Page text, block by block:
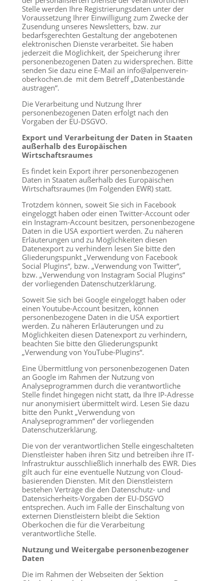
Stelle werden Ihre Registrierungsdaten unter der
Voraussetzung Ihrer Einwilligung zum Zwecke der
Zusendung unseres Newsletters, bzw. zur
bedarfsgerechten Gestaltung der angebotenen
elektronischen Dienste verarbeitet. Sie haben
jederzeit die Möglichkeit, der Speicherung ihrer
personenbezogenen Daten zu widersprechen. Bitte
senden Sie dazu eine E-Mail an info@alpenverein-
oberkochen.de mit dem Betreff „Datenbestände
austragen“.
Die Verarbeitung und Nutzung Ihrer
personenbezogenen Daten erfolgt nach den
Vorgaben der EU-DSGVO.
Export und Verarbeitung der Daten in Staaten
außerhalb des Europäischen
Wirtschaftsraumes
Es findet kein Export ihrer personenbezogenen
Daten in Staaten außerhalb des Europäischen
Wirtschaftsraumes (Im Folgenden EWR) statt.
Trotzdem können, soweit Sie sich in Facebook
eingeloggt haben oder einen Twitter-Account oder
ein Instagram-Account besitzen, personenbezogene
Daten in die USA exportiert werden. Zu näheren
Erläuterungen und zu Möglichkeiten diesen
Datenexport zu verhindern lesen Sie bitte den
Gliederungspunkt „Verwendung von Facebook
Social Plugins“, bzw. „Verwendung von Twitter“,
bzw. „Verwendung von Instagram Social Plugins“
der vorliegenden Datenschutzerklärung.
Soweit Sie sich bei Google eingeloggt haben oder
einen Youtube-Account besitzen, können
personenbezogene Daten in die USA exportiert
werden. Zu näheren Erläuterungen und zu
Möglichkeiten diesen Datenexport zu verhindern,
beachten Sie bitte den Gliederungspunkt
„Verwendung von YouTube-Plugins“.
Eine Übermittlung von personenbezogenen Daten
an Google im Rahmen der Nutzung von
Analyseprogrammen durch die verantwortliche
Stelle findet hingegen nicht statt, da Ihre IP-Adresse
nur anonymisiert übermittelt wird. Lesen Sie dazu
bitte den Punkt „Verwendung von
Analyseprogrammen“ der vorliegenden
Datenschutzerklärung.
Die von der verantwortlichen Stelle eingeschalteten
Dienstleister haben ihren Sitz und betreiben ihre IT-
Infrastruktur ausschließlich innerhalb des EWR. Dies
gilt auch für eine eventuelle Nutzung von Cloud-
basierenden Diensten. Mit den Dienstleistern
bestehen Verträge die den Datenschutz- und
Datensicherheits-Vorgaben der EU-DSGVO
entsprechen. Auch im Falle der Einschaltung von
externen Dienstleistern bleibt die Sektion
Oberkochen die für die Verarbeitung
verantwortliche Stelle.
Nutzung und Weitergabe personenbezogener
Daten
Die im Rahmen der Webseiten der Sektion